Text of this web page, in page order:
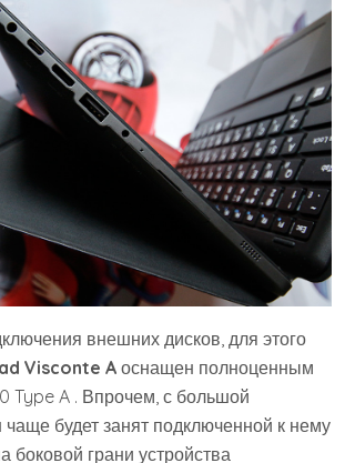
внешних дисков, для этого
Visconte Aоснащен полноценным
Type A . Впрочем, с большой
чаще будет занят подключенной к нему
боковой грани устройства